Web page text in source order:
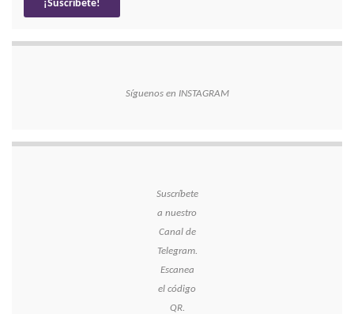
Síguenos en INSTAGRAM
Suscríbete
a nuestro
Canal de
Telegram.
Escanea
el código
QR.